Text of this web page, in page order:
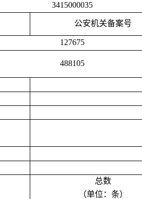
3415000035
公安机关备案号
127675
488105
总数
（单位：条）